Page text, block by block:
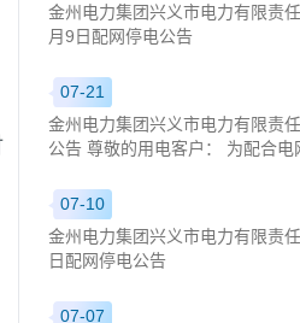
金州电力集团兴义市电力有限责
月9日配网停电公告
07-21
金州电力集团兴义市电力有限责
公告 尊敬的用电客户： 为配合电
07-10
金州电力集团兴义市电力有限责
日配网停电公告
07-07